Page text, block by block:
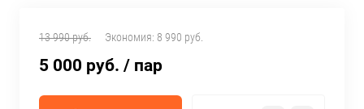
13 990 руб. Экономия: 8 990 руб.
5 000 руб. / пар